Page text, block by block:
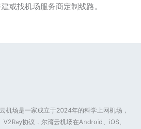
或找机场服务商定制线路。
机场是一家成立于2024年的科学上网机场，
协议，尔湾云机场在Android、iOS、